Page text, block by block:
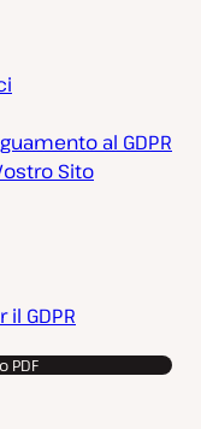
al GDPR
Sito
GDPR
PDF